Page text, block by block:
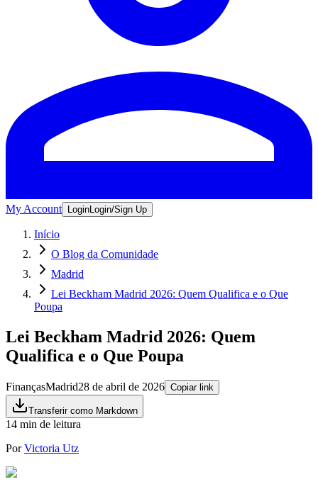
My Account Login Login/Sign Up
Início
O Blog da Comunidade
Madrid
Lei Beckham Madrid 2026: Quem Qualifica e o Que
Poupa
Lei Beckham Madrid 2026: Quem
Qualifica e o Que Poupa
FinançasMadrid28 de abril de 2026 Copiar link
Transferir como Markdown
14 min de leitura
Por Victoria Utz